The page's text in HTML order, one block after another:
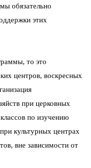
обязательно
этих
то это
центров, воскресных
при церковных
по изучению
культурных центрах
вне зависимости от